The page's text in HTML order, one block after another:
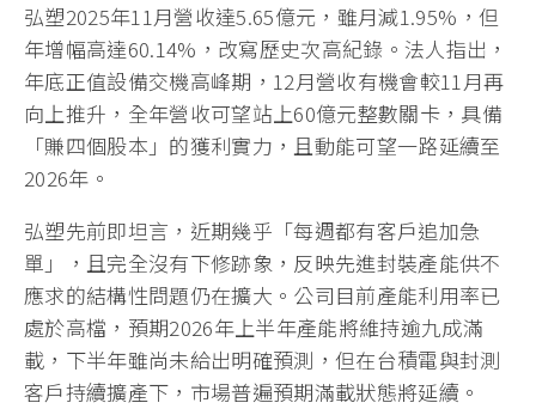
弘塑2025年11月營收達5.65億元，雖月減1.95%，但
年增幅高達60.14%，改寫歷史次高紀錄。法人指出，
年底正值設備交機高峰期，12月營收有機會較11月再
向上推升，全年營收可望站上60億元整數關卡，具備
「賺四個股本」的獲利實力，且動能可望一路延續至
2026年。
弘塑先前即坦言，近期幾乎「每週都有客戶追加急
單」，且完全沒有下修跡象，反映先進封裝產能供不
應求的結構性問題仍在擴大。公司目前產能利用率已
處於高檔，預期2026年上半年產能將維持逾九成滿
載，下半年雖尚未給出明確預測，但在台積電與封測
客戶持續擴產下，市場普遍預期滿載狀態將延續。